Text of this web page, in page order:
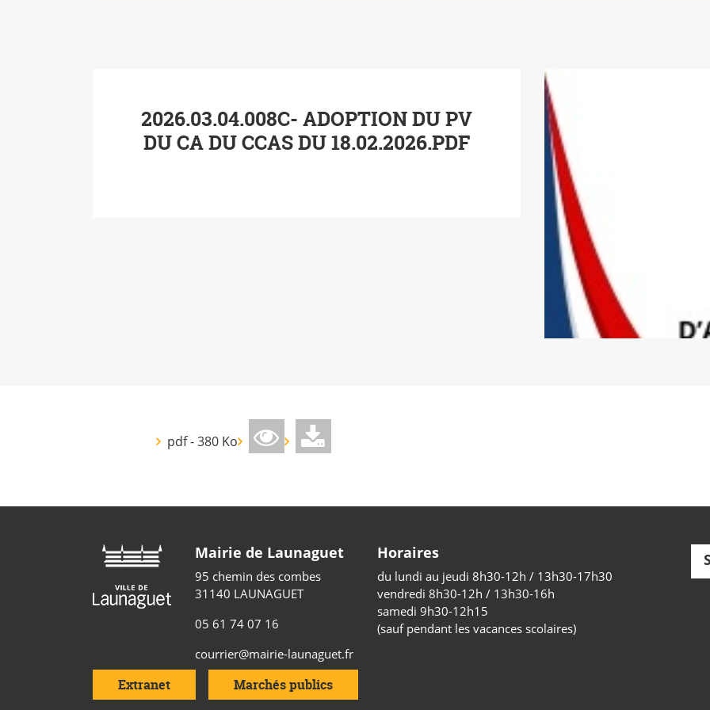
2026.03.04.008C- ADOPTION DU PV
DU CA DU CCAS DU 18.02.2026.PDF
pdf - 380 Ko
Mairie de Launaguet
95 chemin des combes
31140 LAUNAGUET
05 61 74 07 16
courrier@mairie-launaguet.fr
Horaires
du lundi au jeudi 8h30-12h / 13h30-17h30
vendredi 8h30-12h / 13h30-16h
samedi 9h30-12h15
(sauf pendant les vacances scolaires)
Extranet Marchés publics